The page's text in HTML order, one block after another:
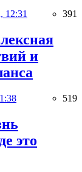
12:31 391
и
519
это